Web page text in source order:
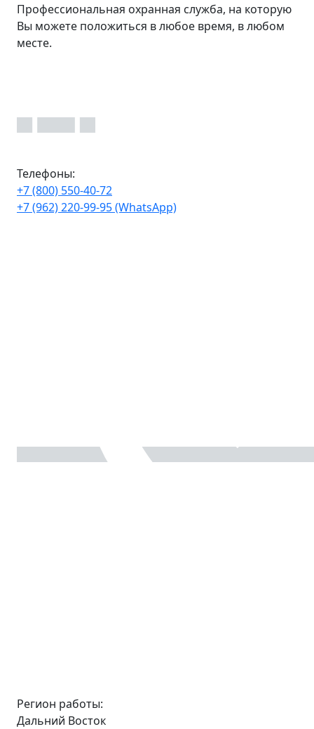
Профессиональная охранная служба, на которую
Вы можете положиться в любое время, в любом
месте.
Телефоны:
+7 (800) 550-40-72
+7 (962) 220-99-95 (WhatsApp)
Регион работы:
Дальний Восток